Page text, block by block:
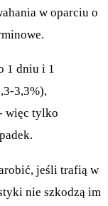
w oparciu o
1 dniu i 1
3,3%),
więc tylko
jeśli trafią w
nie szkodzą im